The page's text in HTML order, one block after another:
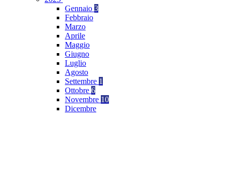
Gennaio 3
Febbraio
Marzo
Aprile
Maggio
Giugno
Luglio
Agosto
Settembre 1
Ottobre 6
Novembre 10
Dicembre